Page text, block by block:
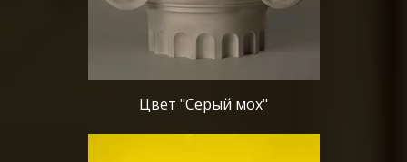
Цвет "Серый мох"